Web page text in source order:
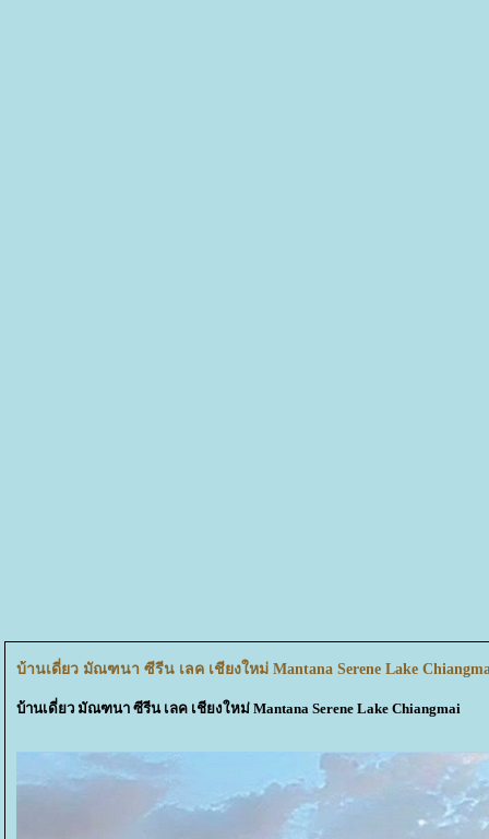
บ้านเดี่ยว มัณฑนา ซีรีน เลค เชียงใหม่ Mantana Serene Lake
บ้านเดี่ยว มัณฑนา ซีรีน เลค เชียงใหม่ Mantana Serene Lake Chiangmai